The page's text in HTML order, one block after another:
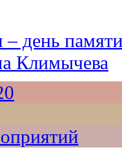
– день
Климычева